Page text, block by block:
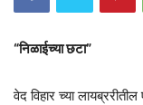
“निळाईच्या छटा”
वेद विहार च्या